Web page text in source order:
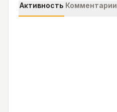
Активность Комментарии